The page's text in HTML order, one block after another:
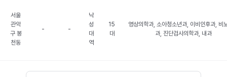
서울
관악
구 봉
천동
- -
낙
성
대
역
15
대
영상의학과, 소아청소년과, 이비인후과, 비
과, 진단검사의학과, 내과